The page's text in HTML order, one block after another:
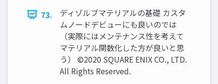
73.
ディゾルブマテリアルの基礎 カスタ
ムノードデビューにも良いのでは
（実際にはメンテナンス性を考えて
マテリアル関数化した方が良いと思
う） ©2020 SQUARE ENIX CO., LTD.
All Rights Reserved.